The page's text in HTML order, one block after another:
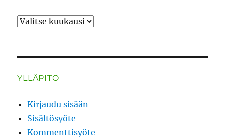
ARKISTO
YLLÄPITO
Kirjaudu sisään
Sisältösyöte
Kommenttisyöte